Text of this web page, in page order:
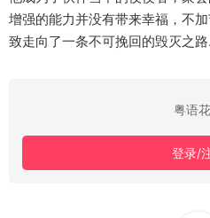
增强的能力并没有带来幸福，不
致走向了一条不可挽回的毁灭之
粤语
登录/